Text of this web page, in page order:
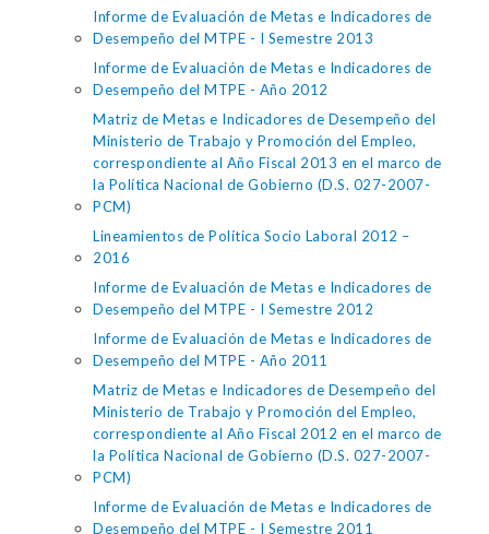
Informe de Evaluación de Metas e Indicadores de
Desempeño del MTPE - I Semestre 2013
Informe de Evaluación de Metas e Indicadores de
Desempeño del MTPE - Año 2012
Matriz de Metas e Indicadores de Desempeño del
Ministerio de Trabajo y Promoción del Empleo,
correspondiente al Año Fiscal 2013 en el marco de
la Política Nacional de Gobierno (D.S. 027-2007-
PCM)
Lineamientos de Política Socio Laboral 2012 –
2016
Informe de Evaluación de Metas e Indicadores de
Desempeño del MTPE - I Semestre 2012
Informe de Evaluación de Metas e Indicadores de
Desempeño del MTPE - Año 2011
Matriz de Metas e Indicadores de Desempeño del
Ministerio de Trabajo y Promoción del Empleo,
correspondiente al Año Fiscal 2012 en el marco de
la Política Nacional de Gobierno (D.S. 027-2007-
PCM)
Informe de Evaluación de Metas e Indicadores de
Desempeño del MTPE - I Semestre 2011